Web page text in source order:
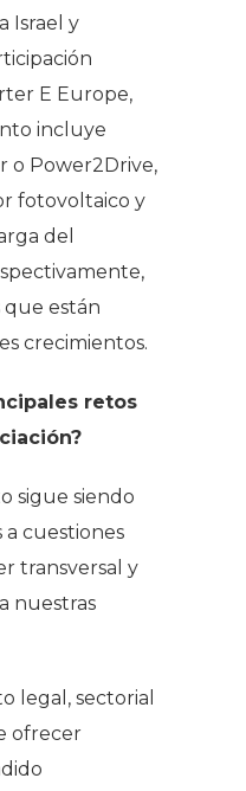
Israel y
E Europe,
incluye
o Power2Drive,
fotovoltaico y
del
que están
crecimientos.
retos
sigue siendo
cuestiones
transversal y
nuestras
legal, sectorial
ofrecer